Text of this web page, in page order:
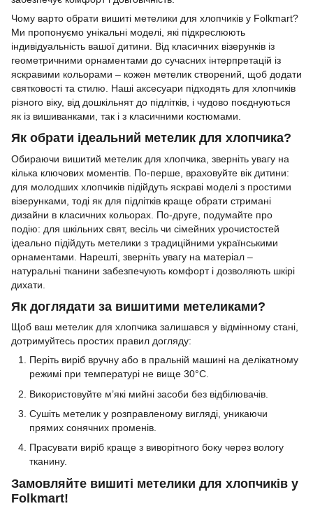
Чому варто обрати вишиті метелики для хлопчиків у Folkmart?
Ми пропонуємо унікальні моделі, які підкреслюють
індивідуальність вашої дитини. Від класичних візерунків із
геометричними орнаментами до сучасних інтерпретацій із
яскравими кольорами – кожен метелик створений, щоб додати
святковості та стилю. Наші аксесуари підходять для хлопчиків
різного віку, від дошкільнят до підлітків, і чудово поєднуються
як із вишиванками, так і з класичними костюмами.
Як обрати ідеальний метелик для хлопчика?
Обираючи вишитий метелик для хлопчика, зверніть увагу на
кілька ключових моментів. По-перше, враховуйте вік дитини:
для молодших хлопчиків підійдуть яскраві моделі з простими
візерунками, тоді як для підлітків краще обрати стримані
дизайни в класичних кольорах. По-друге, подумайте про
подію: для шкільних свят, весіль чи сімейних урочистостей
ідеально підійдуть метелики з традиційними українськими
орнаментами. Нарешті, зверніть увагу на матеріал –
натуральні тканини забезпечують комфорт і дозволяють шкірі
дихати.
Як доглядати за вишитими метеликами?
Щоб ваш метелик для хлопчика залишався у відмінному стані,
дотримуйтесь простих правил догляду:
Періть виріб вручну або в пральній машині на делікатному
режимі при температурі не вище 30°C.
Використовуйте м’які мийні засоби без відбілювачів.
Сушіть метелик у розправленому вигляді, уникаючи
прямих сонячних променів.
Прасувати виріб краще з виворітного боку через вологу
тканину.
Замовляйте вишиті метелики для хлопчиків у
Folkmart!